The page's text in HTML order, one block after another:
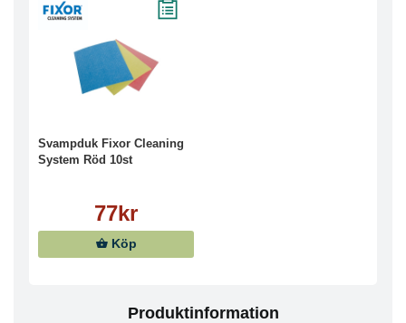
Svampduk Fixor Cleaning
System Röd 10st
77kr
Köp
Produktinformation